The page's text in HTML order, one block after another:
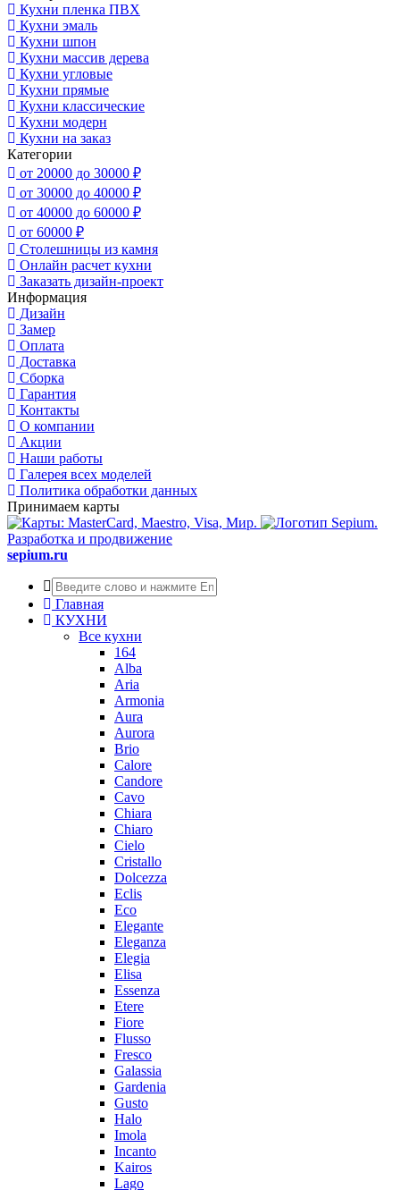
Кухни пленка ПВХ
Кухни эмаль
Кухни шпон
Кухни массив дерева
Кухни угловые
Кухни прямые
Кухни классические
Кухни модерн
Кухни на заказ
Категории
от 20000 до 30000 ₽
от 30000 до 40000 ₽
от 40000 до 60000 ₽
от 60000 ₽
Столешницы из камня
Онлайн расчет кухни
Заказать дизайн-проект
Информация
Дизайн
Замер
Оплата
Доставка
Сборка
Гарантия
Контакты
О компании
Акции
Наши работы
Галерея всех моделей
Политика обработки данных
Принимаем карты
Разработка и продвижение
sepium.ru
Главная
КУХНИ
Все кухни
164
Alba
Aria
Armonia
Aura
Aurora
Brio
Calore
Candore
Cavo
Chiara
Chiaro
Cielo
Cristallo
Dolcezza
Eclis
Eco
Elegante
Eleganza
Elegia
Elisa
Essenza
Etere
Fiore
Flusso
Fresco
Galassia
Gardenia
Gusto
Halo
Imola
Incanto
Kairos
Lago